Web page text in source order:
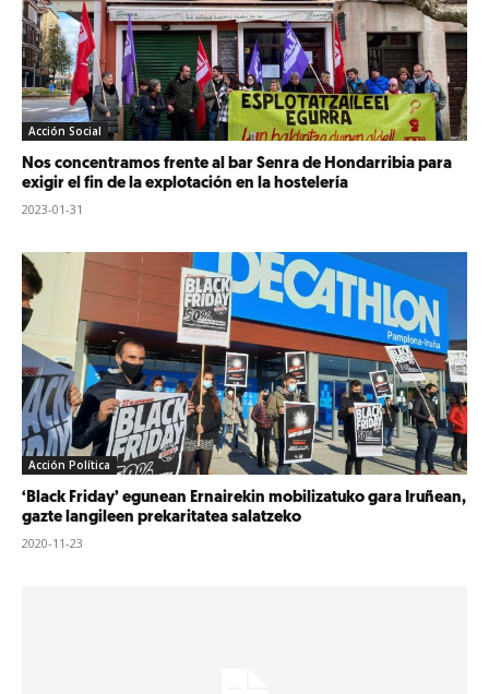
Acción Social
Nos concentramos frente al bar Senra de Hondarribia para
exigir el fin de la explotación en la hostelería
2023-01-31
Acción Política
‘Black Friday’ egunean Ernairekin mobilizatuko gara Iruñean,
gazte langileen prekaritatea salatzeko
2020-11-23